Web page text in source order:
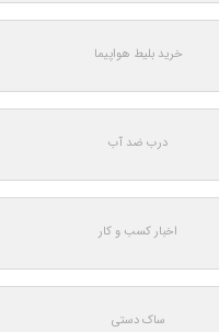
خرید بلیط هواپیما
درب ضد آب
اخبار کسب و کار
ساک دستی